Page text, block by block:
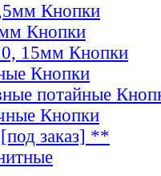
Кнопки
Кнопки
15мм Кнопки
Кнопки
потайные
Кнопки
заказ] **